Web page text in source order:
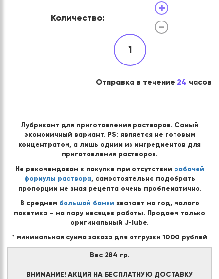
Количество:
1
+
-
Отправка в течение 24 часов
Лубрикант для приготовления растворов. Самый
экономичный вариант. PS: является не готовым
концентратом, а лишь одним из ингредиентов для
приготовления растворов.
Не рекомендован к покупке при отсутствии рабочей
формулы раствора, самостоятельно подобрать
пропорции не зная рецепта очень проблематично.
В среднем большой банки хватает на год, малого
пакетика – на пару месяцев работы. Продаем только
оригинальный J-lube.
* минимальная сумма заказа для отгрузки 1000 рублей
Вес 284 гр.
ВНИМАНИЕ! АКЦИЯ НА БЕСПЛАТНУЮ ДОСТАВКУ